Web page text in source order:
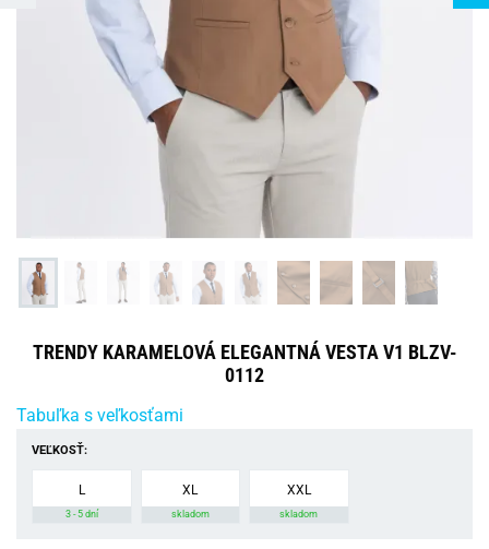
TRENDY KARAMELOVÁ ELEGANTNÁ VESTA V1 BLZV-
0112
Tabuľka s veľkosťami
VEĽKOSŤ:
L
3 - 5 dní
XL
skladom
XXL
skladom